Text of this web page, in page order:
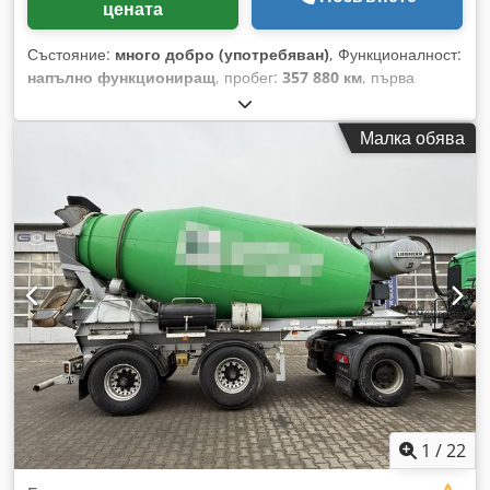
цената
Състояние: много добро (употребяван), Функционалност:
напълно функциониращ, пробег: 357 880 км, първа
, тип гориво:
осите:8x4, гориво:дизел, тип на предаване:механичен,
, Година на
производство 2013, пробег 357 880 км, клас на емисии
EURO 5, оборудван с бетоновоз CIFA SRY1300 и
спомагателен двигател. Csdjznti Sopfx Ah Ssha
Малка обява
1 /22